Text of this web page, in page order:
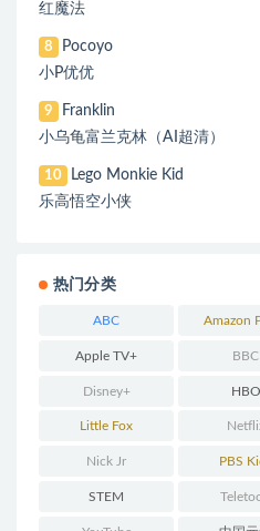
红魔法
8
Pocoyo
小P优优
9
Franklin
小乌龟富兰克林（AI超清）
10
Lego Monkie Kid
乐高悟空小侠
热门分类
ABC Amazon
Apple TV+ BBC
Disney+ HBO
Little Fox
Nick Jr PBS
STEM